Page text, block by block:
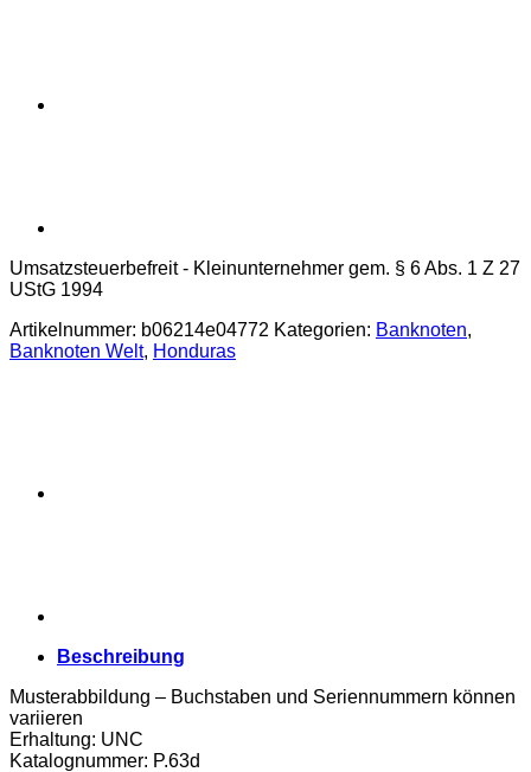
Umsatzsteuerbefreit - Kleinunternehmer gem. § 6 Abs. 1 Z 27
UStG 1994
Artikelnummer: b06214e04772 Kategorien: Banknoten,
Banknoten Welt, Honduras
Beschreibung
Musterabbildung – Buchstaben und Seriennummern können
variieren
Erhaltung: UNC
Katalognummer: P.63d